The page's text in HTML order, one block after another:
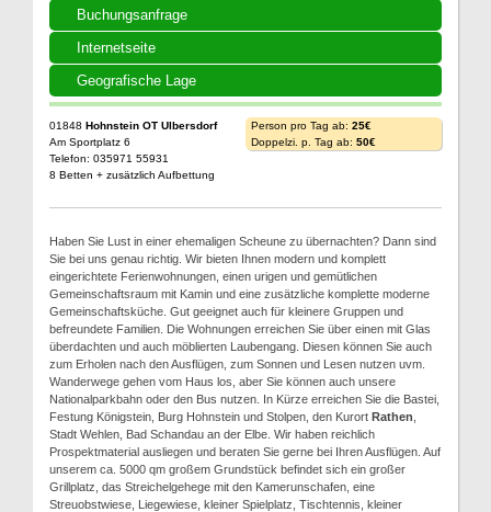
Buchungsanfrage
Internetseite
Geografische Lage
01848 Hohnstein OT Ulbersdorf
Am Sportplatz 6
Telefon: 035971 55931
8 Betten + zusätzlich Aufbettung
Person pro Tag ab: 25€
Doppelzi. p. Tag ab: 50€
Haben Sie Lust in einer ehemaligen Scheune zu übernachten? Dann sind
Sie bei uns genau richtig. Wir bieten Ihnen modern und komplett
eingerichtete Ferienwohnungen, einen urigen und gemütlichen
Gemeinschaftsraum mit Kamin und eine zusätzliche komplette moderne
Gemeinschaftsküche. Gut geeignet auch für kleinere Gruppen und
befreundete Familien. Die Wohnungen erreichen Sie über einen mit Glas
überdachten und auch möblierten Laubengang. Diesen können Sie auch
zum Erholen nach den Ausflügen, zum Sonnen und Lesen nutzen uvm.
Wanderwege gehen vom Haus los, aber Sie können auch unsere
Nationalparkbahn oder den Bus nutzen. In Kürze erreichen Sie die Bastei,
Festung Königstein, Burg Hohnstein und Stolpen, den Kurort Rathen
Stadt Wehlen, Bad Schandau an der Elbe. Wir haben reichlich
Prospektmaterial ausliegen und beraten Sie gerne bei Ihren Ausflügen. Auf
unserem ca. 5000 qm großem Grundstück befindet sich ein großer
Grillplatz, das Streichelgehege mit den Kamerunschafen, eine
Streuobstwiese, Liegewiese, kleiner Spielplatz, Tischtennis, kleiner